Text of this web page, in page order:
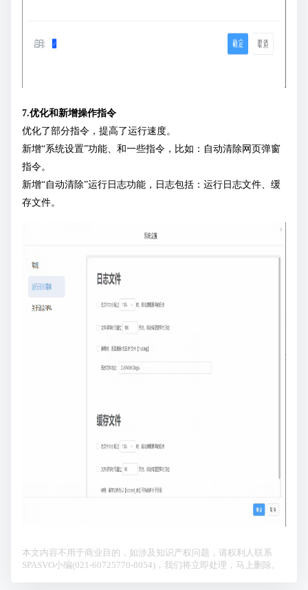
7.优化和新增操作指令
优化了部分指令，提高了运行速度。
新增“系统设置”功能、和一些指令，比如：自动清除网页弹窗
指令。
新增“自动清除”运行日志功能，日志包括：运行日志文件、缓
存文件。
本文内容不用于商业目的，如涉及知识产权问题，请权利人联系
SPASVO小编(021-60725770-8054)，我们将立即处理，马上删除。